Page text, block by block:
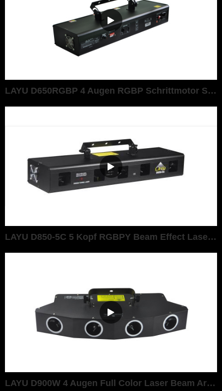
LAYU D650RGBP 4 Augen RGBP Schrittmotor Strahleffekt Laserlicht f&uuml;r DJ Disco Party Lasershow
LAYU D850-5C 5 Kopf RGBPY Beam Effect Laser Lichtprojektor f&uuml;r DJ Disco Party Laser
LAYU D900W 4 Augen Full Color Laser Beam Array Effekt Licht f&uuml;r DJ Disco Party Lasershow